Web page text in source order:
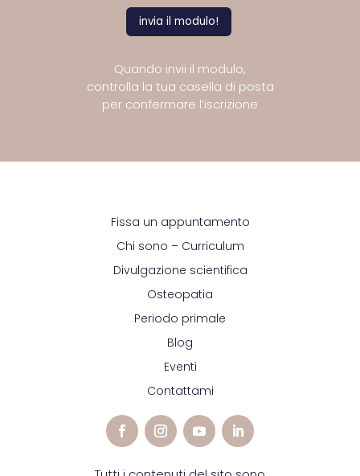
Quando invii il modulo,
controlla la tua casella di posta
per confermare l’iscrizione
Fissa un appuntamento
Chi sono – Curriculum
Divulgazione scientifica
Osteopatia
Periodo primale
Blog
Eventi
Contattami